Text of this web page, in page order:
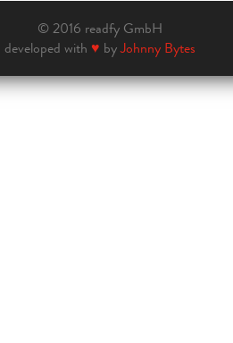
© 2016 readfy GmbH
developed with ♥ byJohnny Bytes